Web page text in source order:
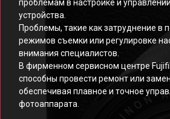
проблемам в настройке и
устройства.
Проблемы, такие как затруднение в
режимов съемки или регулировке
внимания специалистов.
В фирменном сервисном центре
способны провести ремонт или
обеспечивая плавное и точное
фотоаппарата.